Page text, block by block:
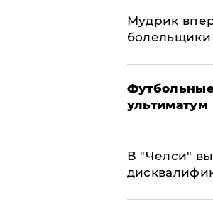
Мудрик
болельщики
ультиматум
В "Челси"